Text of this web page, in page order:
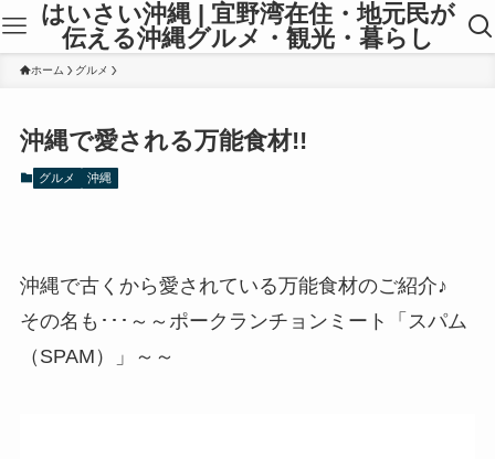
はいさい沖縄 | 宜野湾在住・地元民が
伝える沖縄グルメ・観光・暮らし
ホーム グルメ
沖縄で愛される万能食材!!
グルメ 沖縄
沖縄で古くから愛されている万能食材のご紹介♪
その名も･･･～～ポークランチョンミート「スパム
（SPAM）」～～